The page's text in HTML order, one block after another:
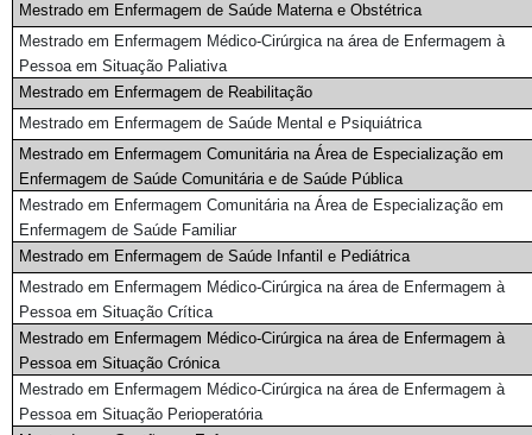
Mestrado em Enfermagem de Saúde Materna e Obstétrica
Mestrado em Enfermagem Médico-Cirúrgica na área de Enfermagem à
Pessoa em Situação Paliativa
Mestrado em Enfermagem de Reabilitação
Mestrado em Enfermagem de Saúde Mental e Psiquiátrica
Mestrado em Enfermagem Comunitária na Área de Especialização em
Enfermagem de Saúde Comunitária e de Saúde Pública
Mestrado em Enfermagem Comunitária na Área de Especialização em
Enfermagem de Saúde Familiar
Mestrado em Enfermagem de Saúde Infantil e Pediátrica
Mestrado em Enfermagem Médico-Cirúrgica na área de Enfermagem à
Pessoa em Situação Crítica
Mestrado em Enfermagem Médico-Cirúrgica na área de Enfermagem à
Pessoa em Situação Crónica
Mestrado em Enfermagem Médico-Cirúrgica na área de Enfermagem à
Pessoa em Situação Perioperatória